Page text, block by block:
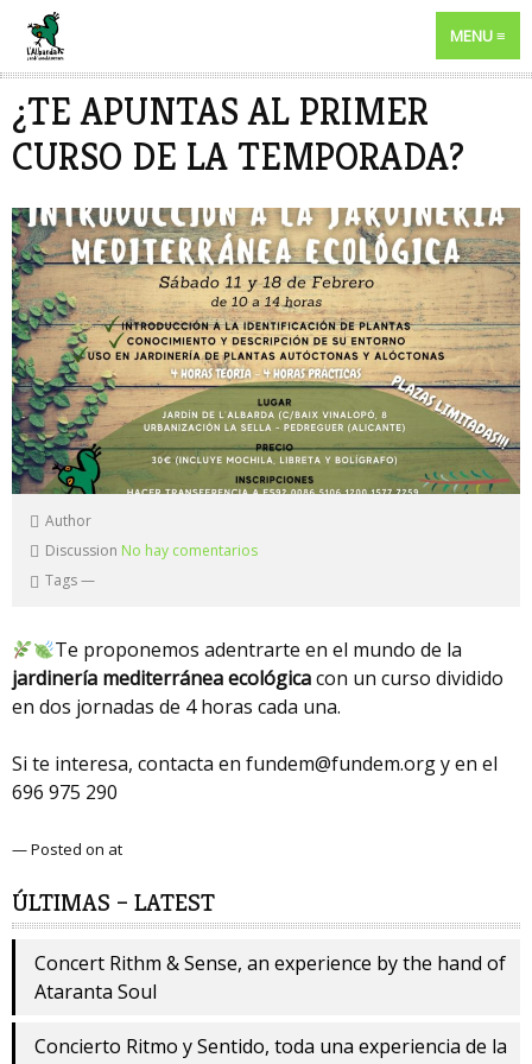
MENU
¿TE APUNTAS AL PRIMER
CURSO DE LA TEMPORADA?
Author
Discussion No hay comentarios
Tags—
Te proponemos adentrarte en el mundo de la
jardinería mediterránea ecológicacon un curso dividido
en dos jornadas de 4 horas cada una.
Si te interesa, contacta en fundem@fundem.org y en el
696 975 290
— Posted on at
ÚLTIMAS – LATEST
Concert Rithm & Sense, an experience by the hand of
Ataranta Soul
Concierto Ritmo y Sentido, toda una experiencia de la